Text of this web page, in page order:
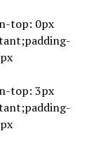
top: 0px
top: 3px